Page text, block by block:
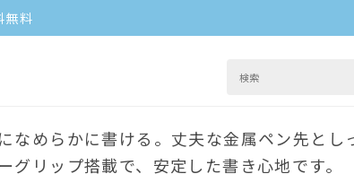
無料
なめらかに書ける。丈夫な金属ペン先とし
グリップ搭載で、安定した書き心地です。